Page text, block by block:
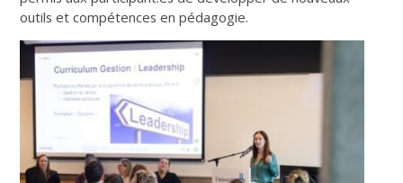
outils et compétences en pédagogie.